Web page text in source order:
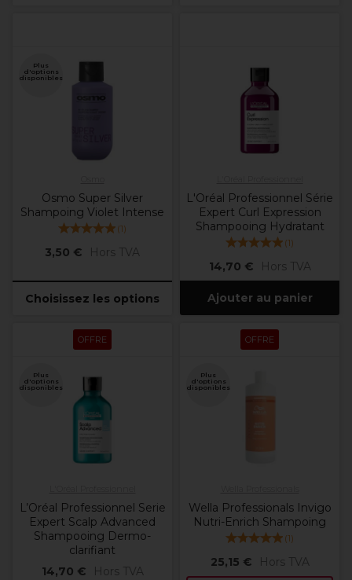
Plus
d'options
disponibles
Osmo Super Silver
Shampoing Violet Intense
(1)
3,50 € Hors TVA
Choisissez les options
L'Oréal Professionnel Série
Expert Curl Expression
Shampooing Hydratant
(1)
14,70 € Hors TVA
Ajouter au panier
OFFRE
Plus
d'options
disponibles
L’Oréal Professionnel Serie
Expert Scalp Advanced
Shampooing Dermo-
clarifiant
14,70 €
Hors TVA
OFFRE
Plus
d'options
disponibles
Wella Professionals Invigo
Nutri-Enrich Shampoing
(1)
25,15 € Hors TVA